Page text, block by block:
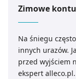
Zimowe
Na śniegu
innych urazów.
przed wyjściem
ekspert alleco.pl.